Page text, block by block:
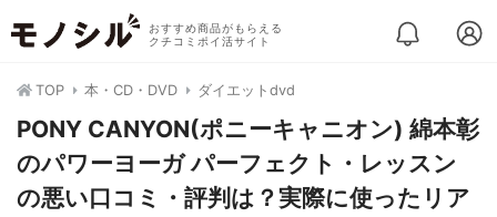
おすすめ商品がもらえる
クチコミポイ活サイト
TOP 本・CD・DVD ダイエットdvd
PONY CANYON(ポニーキャニオン) 綿本彰
のパワーヨーガ パーフェクト・レッスン
の悪い口コミ・評判は？実際に使ったリア